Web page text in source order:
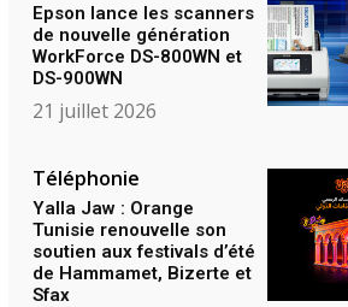
Epson lance les scanners
de nouvelle génération
WorkForce DS-800WN et
DS-900WN
21 juillet 2026
Téléphonie
Yalla Jaw : Orange
Tunisie renouvelle son
soutien aux festivals d’été
de Hammamet, Bizerte et
Sfax